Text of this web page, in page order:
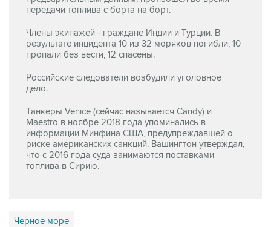
передачи топлива с борта на борт.
Члены экипажей - граждане Индии и Турции. В
результате инцидента 10 из 32 моряков погибли, 10
пропали без вести, 12 спасены.
Российские следователи возбудили уголовное
дело.
Танкеры Venice (сейчас называется Candy) и
Maestro в ноябре 2018 года упоминались в
информации Минфина США, предупреждавшей о
риске американских санкций. Вашингтон утверждал,
что с 2016 года суда занимаются поставками
топлива в Сирию.
Черное море